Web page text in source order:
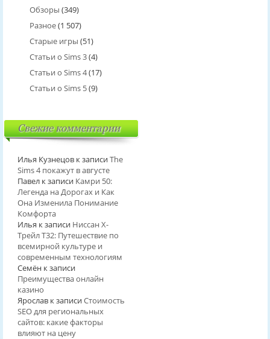
Обзоры (349)
Разное(1 507)
Старые игры (51)
Статьи о Sims 3(4)
Статьи о Sims 4(17)
Статьи о Sims 5(9)
Свежие комментарии
Илья Кузнецовк записиThe
Sims 4 покажут в августе
Павелк записи Камри 50:
Легенда на Дорогах и Как
Она Изменила Понимание
Комфорта
Илья к записи Ниссан Х-
Трейл T32: Путешествие по
всемирной культуре и
современным технологиям
Семёнк записи
Преимущества онлайн
казино
Ярославк записиСтоимость
SEO для региональных
сайтов: какие факторы
влияют на цену